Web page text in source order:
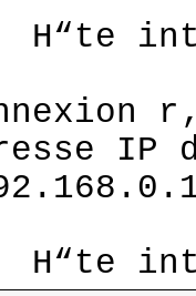
IP